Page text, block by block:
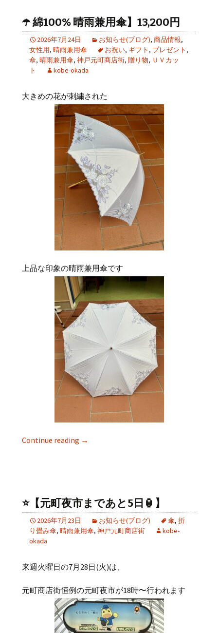
☂️ 綿100% 晴雨兼用傘】13,200円
2026年7月24日 お知らせ(ブログ), 商品情報,
女性用, 晴雨兼用傘 お祝い, ギフト , プレゼント ,
傘, 晴雨兼用傘, 神戸元町商店街, 贈り物, ＵＶカッ
ト
kobe-okada
大きめの花が刺繍された
上品な印象の晴雨兼用傘です
Continue reading →
⭐️【元町夜市まであと5日🏮】
2026年7月23日 お知らせ(ブログ) 傘, 折
り畳み傘, 晴雨兼用傘, 神戸元町商店街
kobe-
okada
来週火曜日の7月 28日(火)は、
元町商店街恒例の元町夜市が18時〜行われます